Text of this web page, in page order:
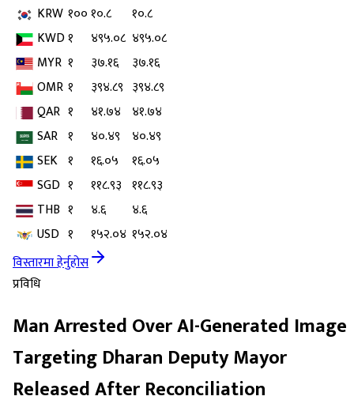
KRW १००१०.८
१०.८
KWD१ ४९५.०८ ४९५.०८
MYR १ ३७.१६
३७.१६
OMR १ ३९४.८९ ३९४.८९
QAR १ ४१.७४ ४१.७४
SAR १ ४०.४९
४०.४९
SEK १ १६.०५
१६.०५
SGD १ ११८.९३ ११८.९३
THB १ ४.६
४.६
USD १ १५२.०४ १५२.०४
विस्तारमा हेर्नुहोस
प्रविधि
Man Arrested Over AI-Generated Image
Targeting Dharan Deputy Mayor
Released After Reconciliation